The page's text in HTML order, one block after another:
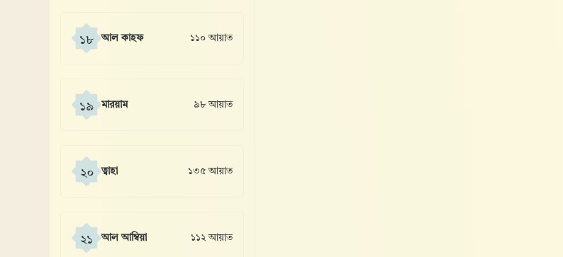
১৮ আল কাহফ ১১০ আয়াত
১৯ মারয়াম ৯৮ আয়াত
২০ ত্বাহা ১৩৫ আয়াত
২১ আল আম্বিয়া ১১২ আয়াত